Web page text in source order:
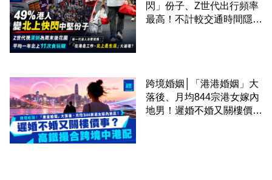
閃」份子、Z世代出行頻率
最高！不計較交通時間隱形
跨境婚姻│「港港婚姻」大
落後、月均844宗港女嫁內
地男！遲婚不婚又關樓價